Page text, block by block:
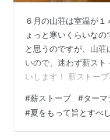
６月の山荘は室温が
ょっと寒いくらいな
と思うのですが、山
いので、迷わず薪ス
いします！ 薪ストー
木々に若葉が青々と茂
で、この山荘は本当に
れていると思う。 屋
#薪ストーブ #ターマ
#夏をもって旨とすべし